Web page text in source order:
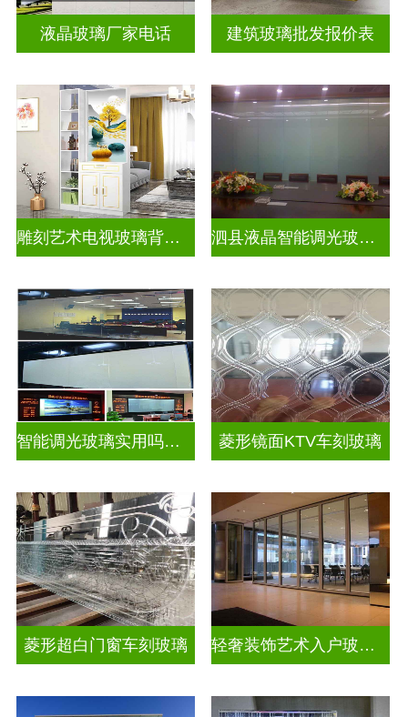
液晶玻璃厂家电话 建筑玻璃批发报价表
雕刻艺术电视玻璃背景墙 泗县液晶智能调光玻璃定做电话
智能调光玻璃实用吗视频 菱形镜面KTV车刻玻璃
菱形超白门窗车刻玻璃 轻奢装饰艺术入户玻璃屏风隔断